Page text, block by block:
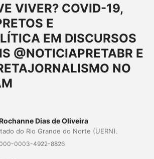
VIVER? COVID-19,
E
EM DISCURSOS
@NOTICIAPRETABR E
NO
Dias de Oliveira
do Rio Grande do Norte (UERN).
0003-4922-8826